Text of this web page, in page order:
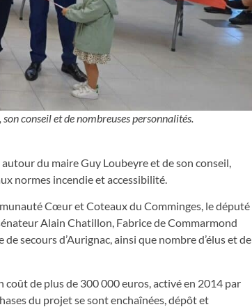
conseil et de nombreuses personnalités.
du maire Guy Loubeyre et de son conseil,
normes incendie et accessibilité.
Cœur et Coteaux du Comminges, le député
Alain Chatillon, Fabrice de Commarmond
secours d’Aurignac, ainsi que nombre d’élus et de
coût de plus de 300 000 euros, activé en 2014 par
du projet se sont enchaînées, dépôt et